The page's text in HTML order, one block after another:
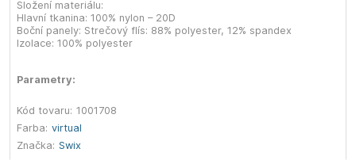
Složení materiálu:
Hlavní tkanina: 100% nylon – 20D
Boční panely: Strečový flís: 88% polyester, 12% spandex
Izolace: 100% polyester
Parametry:
Kód tovaru: 1001708
Farba: virtual
Značka: Swix